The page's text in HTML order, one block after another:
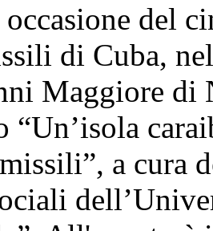
del
di Cuba,
Maggiore di
“Un’isola
a cura